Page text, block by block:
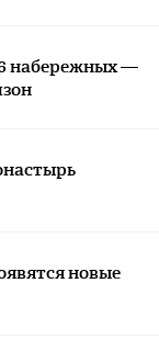
набережных —
новые